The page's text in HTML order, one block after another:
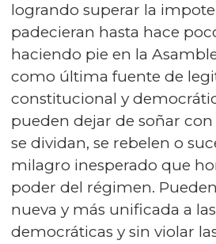
logrando superar la
padecieran hasta hace
haciendo pie en la
como última fuente de
constitucional y
pueden dejar de soñar
se dividan, se rebelen o
milagro inesperado que
poder del régimen.
nueva y más unificada a
democráticas y sin violar